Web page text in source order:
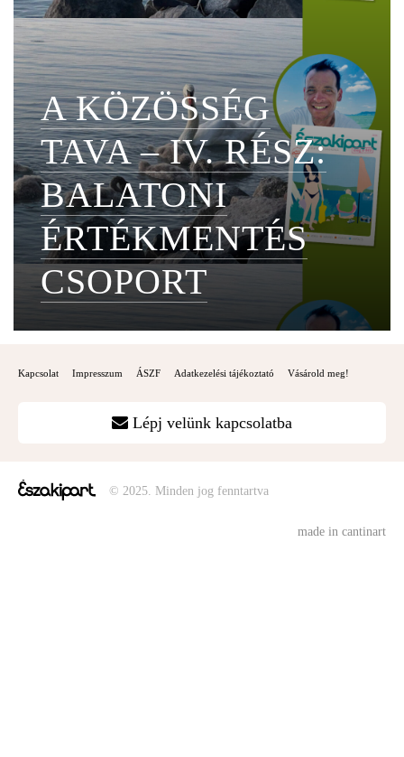
A KÖZÖSSÉG
TAVA – IV. RÉSZ:
BALATONI
ÉRTÉKMENTÉS
CSOPORT
Kapcsolat Impresszum ÁSZF Adatkezelési tájékoztató Vásárold meg!
Lépj velünk kapcsolatba
© 2025. Minden jog fenntartva
made in cantinart